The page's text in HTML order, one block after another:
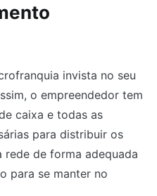
invista no seu
o empreendedor tem
caixa e todas as
para distribuir os
rede de forma adequada
para se manter no